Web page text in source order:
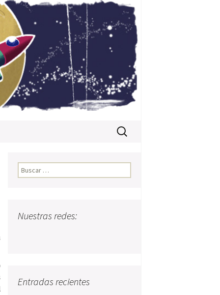
Buscar:
Buscar:
Nuestras redes:
Entradas recientes